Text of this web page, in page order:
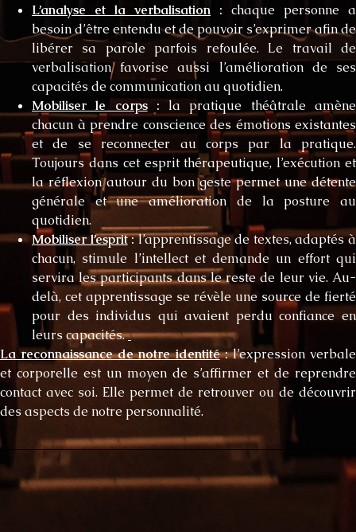
L’analyse et la verbalisation : chaque personne a
besoin d’être entendu et de pouvoir s’exprimer afin de
libérer sa parole parfois refoulée. Le travail de
verbalisation favorise aussi l’amélioration de ses
capacités de communication au quotidien.
Mobiliser le corps: la pratique théâtrale amène
chacun à prendre conscience des émotions existantes
et de se reconnecter au corps par la pratique.
Toujours dans cet esprit thérapeutique, l’exécution et
la réflexion autour du bon geste permet une détente
générale et une amélioration de la posture au
quotidien.
Mobiliser l’esprit:l’apprentissage de textes, adaptés à
chacun, stimule l’intellect et demande un effort qui
servira les participants dans le reste de leur vie. Au-
delà, cet apprentissage se révèle une source de fierté
pour des individus qui avaient perdu confiance en
leurs capacités.
La reconnaissance de notre identité:l’expression verbale
et corporelle est un moyen de s’affirmer et de reprendre
contact avec soi. Elle permet de retrouver ou de découvrir
des aspects de notre personnalité.